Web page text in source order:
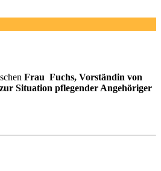
Frau Fuchs, Vorständin von
zur Situation pflegender Angehöriger